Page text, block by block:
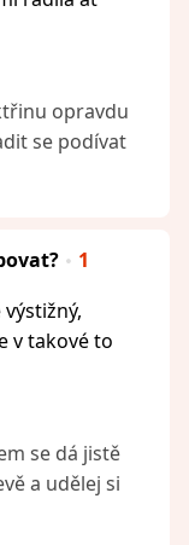
opravdu
se podívat
1
v takové to
se dá jistě
a udělej si